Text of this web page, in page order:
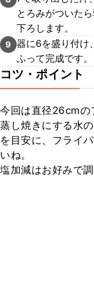
とろみがついた
下ろします。
9 器に6を盛り付け
ふって完成です。
コツ・ポイント
今回は直径26cmの
蒸し焼きにする水
を目安に、フライ
いね。
塩加減はお好みで